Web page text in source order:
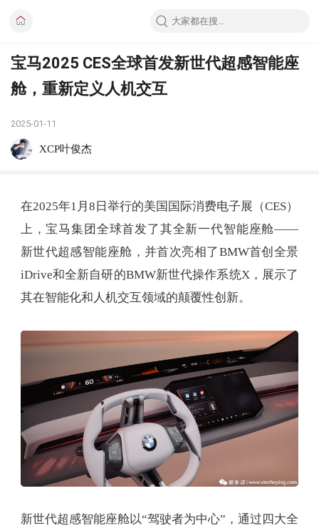
宝马2025 CES全球首发新世代超感智能座
舱，重新定义人机交互
2025-01-11
XCP叶俊杰
在2025年1月8日举行的美国国际消费电子展（CES）
上，宝马集团全球首发了其全新一代智能座舱——
新世代超感智能座舱，并首次亮相了BMW首创全景
iDrive和全新自研的BMW新世代操作系统X，展示了
其在智能化和人机交互领域的颠覆性创新。
新世代超感智能座舱以“驾驶者为中心”，通过四大全